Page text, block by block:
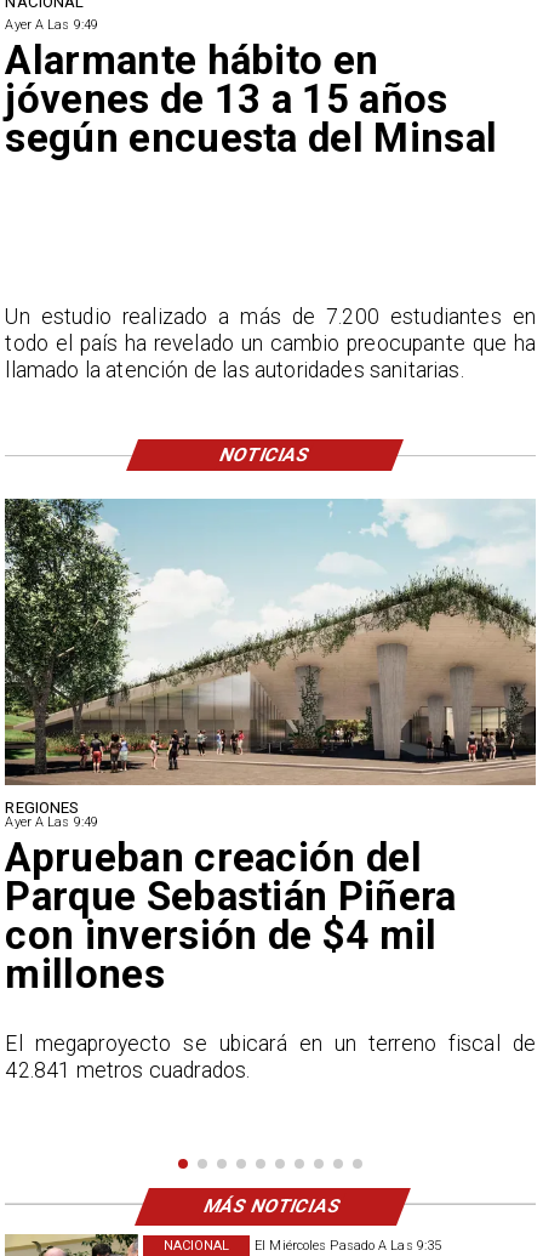
El Miércoles Pasado A Las 9:35
NACIONAL
DEPORTES
Ayer A Las 9:49
Claudio Bravo baja la
euforia sobre fichaje de
Vozinha
En el programa ESPN F90 Chile, Claudio Bravo ofrece
una visión más moderada sobre las expectativas del
Ayer A Las 9:49
Alarmante hábito en
jóvenes de 13 a 15 años
según encuesta del Minsal
Un estudio realizado a más de 7.200 estudiantes en
todo el país ha revelado un cambio preocupante que ha
llamado la atención de las autoridades sanitarias.
NOTICIAS
MÁS NOTICIAS